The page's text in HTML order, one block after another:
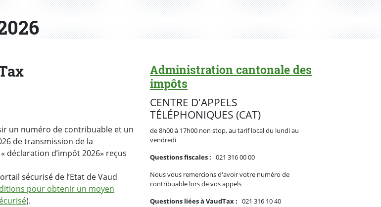
un numéro de contribuable et un
de transmission de la
déclaration d’impôt 2026» reçus
sécurisé de l’Etat de Vaud
pour obtenir un moyen
).
Administration cantonale des
impôts
CENTRE D'APPELS
TÉLÉPHONIQUES (CAT)
de 8h00 à 17h00 non stop, au tarif local du lundi au
vendredi
Questions fiscales : 021 316 00 00
Nous vous remercions d'avoir votre numéro de
contribuable lors de vos appels
Questions liées à VaudTax : 021 316 10 40